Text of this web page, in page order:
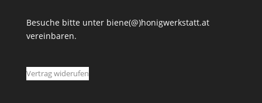
Besuche bitte unter biene(@)honigwerkstatt.at
vereinbaren.
Vertrag widerufen